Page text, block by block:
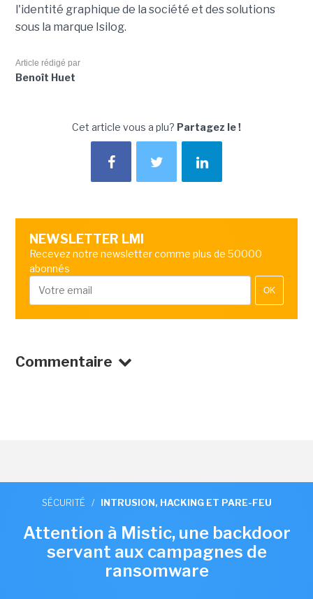
l'identité graphique de la société et des solutions
sous la marque Isilog.
Article rédigé par
Benoît Huet
Cet article vous a plu? Partagez le !
NEWSLETTER LMI
Recevez notre newsletter comme plus de 50000
abonnés
OK
Commentaire
SÉCURITÉ / INTRUSION, HACKING ET PARE-FEU
Attention à Mistic, une backdoor
servant aux campagnes de
ransomware